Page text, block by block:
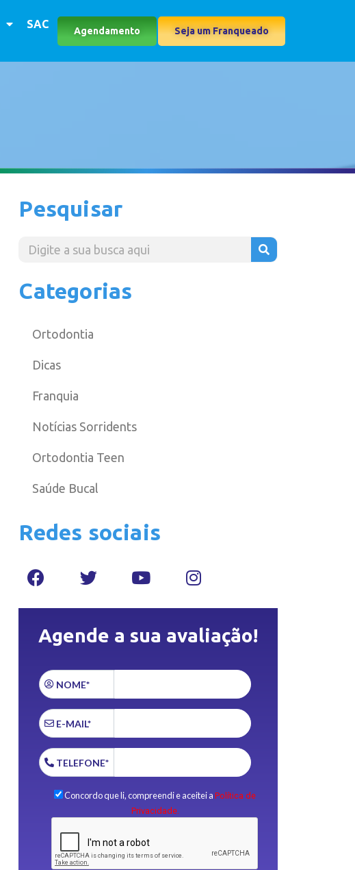
SAC
Agendamento Seja um Franqueado
Pesquisar
Categorias
Ortodontia
Dicas
Franquia
Notícias Sorridents
Ortodontia Teen
Saúde Bucal
Redes sociais
Agende a sua avaliação!
NOME*
E-MAIL*
TELEFONE*
Concordo que li, compreendi e aceitei aPolítica de
Privacidade.